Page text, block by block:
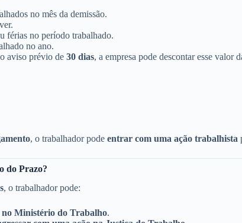
no mês da demissão.
férias no período trabalhado.
no ano.
aviso prévio de 30 dias, a empresa pode descontar esse valor
, o trabalhador pode entrar com uma ação trabalhista
do Prazo?
, o trabalhador pode:
no Ministério do Trabalho.